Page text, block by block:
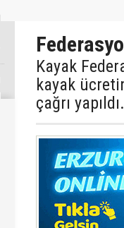
Kayak
kayak
çağrı yapıldı.